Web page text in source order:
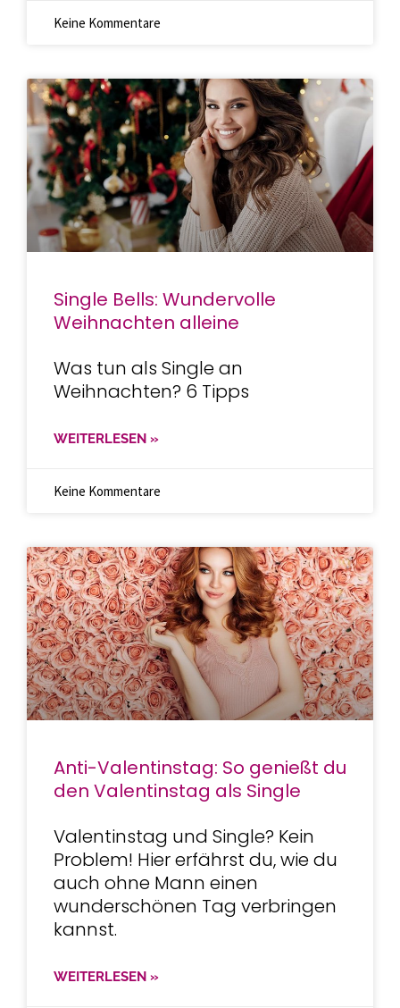
Keine Kommentare
Single Bells: Wundervolle
Weihnachten alleine
Was tun als Single an
Weihnachten? 6 Tipps
WEITERLESEN »
Keine Kommentare
Anti-Valentinstag: So genießt du
den Valentinstag als Single
Valentinstag und Single? Kein
Problem! Hier erfährst du, wie du
auch ohne Mann einen
wunderschönen Tag verbringen
kannst.
WEITERLESEN »